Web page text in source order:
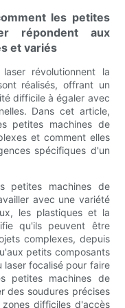
les petites
répondent aux
et variés
révolutionnent la
réalisés, offrant un
difficile à égaler avec
Dans cet article,
petites machines de
et comment elles
spécifiques d'un
petites machines de
avec une variété
les plastiques et la
qu'ils peuvent être
complexes, depuis
petits composants
laser focalisé pour faire
petites machines de
des soudures précises
difficiles d'accès